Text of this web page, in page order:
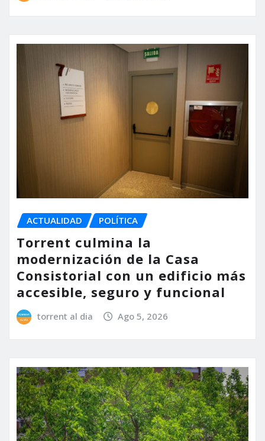
ACTUALIDAD POLÍTICA
Torrent culmina la
modernización de la Casa
Consistorial con un edificio más
accesible, seguro y funcional
torrent al dia Ago 5, 2026